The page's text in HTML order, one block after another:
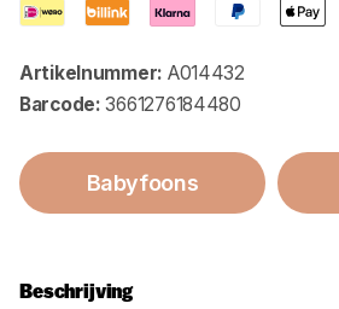
Artikelnummer: A014432
Barcode: 3661276184480
Babyfoons
Beschrijving